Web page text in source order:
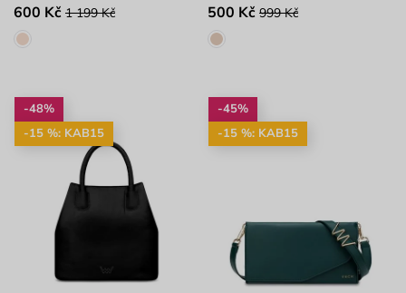
600 Kč 1 199 Kč 500 Kč 999 Kč
-48%
-15 %: KAB15
-45%
-15 %: KAB15